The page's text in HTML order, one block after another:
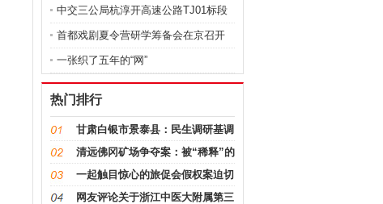
献花
中交三公局杭淳开高速公路TJ01标段
开展
首都戏剧夏令营研学筹备会在京召开
一张织了五年的“网”
热门排行
甘肃白银市景泰县：民生调研基调
应着眼
清远佛冈矿场争夺案：被“稀释”的
股权
一起触目惊心的旅促会假权案迫切
需要中
网友评论关于浙江中医大附属第三